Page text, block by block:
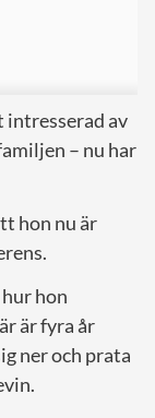
intresserad av
– nu har
hon nu är
hon
är fyra år
ner och prata